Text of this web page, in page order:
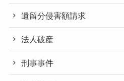
遺留分侵害額請求
法人破産
刑事事件